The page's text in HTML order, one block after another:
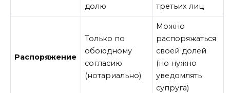
долю
третьих лиц
Распоряжение
Только по
обоюдному
согласию
(нотариально)
Можно
распоряжаться
своей долей
(но нужно
уведомлять
супруга)